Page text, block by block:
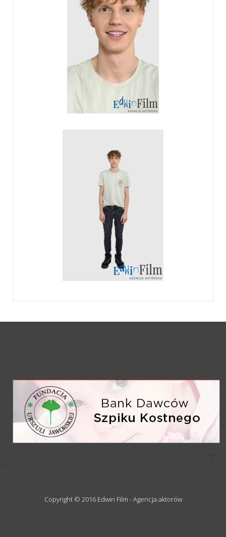
Copyright © 2016 Edwin Film - Agencja aktorów